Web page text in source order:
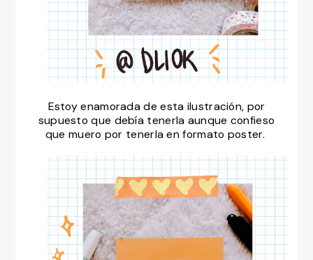
Estoy enamorada de esta ilustración, por
supuesto que debía tenerla aunque confieso
que muero por tenerla en formato poster.